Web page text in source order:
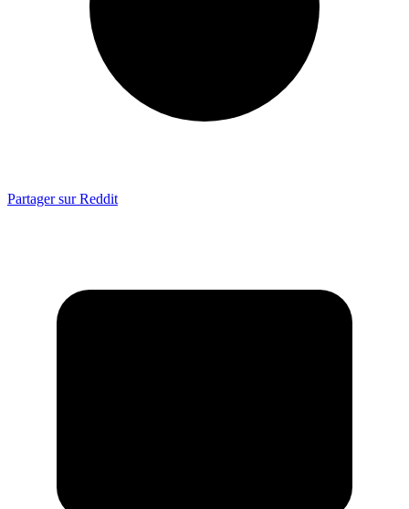
Partager sur Reddit